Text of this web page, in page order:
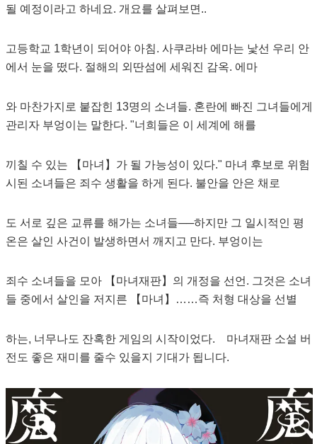
될 예정이라고 하네요. 개요를 살펴보면..
고등학교 1학년이 되어야 아침. 사쿠라바 에마는 낯선 우리 안
에서 눈을 떴다. 절해의 외딴섬에 세워진 감옥. 에마
와 마찬가지로 붙잡힌 13명의 소녀들. 혼란에 빠진 그녀들에게
관리자 부엉이는 말한다. "너희들은 이 세계에 해를
끼칠 수 있는 【마녀】가 될 가능성이 있다." 마녀 후보로 위험
시된 소녀들은 죄수 생활을 하게 된다. 불안을 안은 채로
도 서로 깊은 교류를 해가는 소녀들──하지만 그 일시적인 평
온은 살인 사건이 발생하면서 깨지고 만다. 부엉이는
죄수 소녀들을 모아 【마녀재판】의 개정을 선언. 그것은 소녀
들 중에서 살인을 저지른 【마녀】……즉 처형 대상을 선별
하는, 너무나도 잔혹한 게임의 시작이었다. 마녀재판 소설 버
전도 좋은 재미를 줄수 있을지 기대가 됩니다.